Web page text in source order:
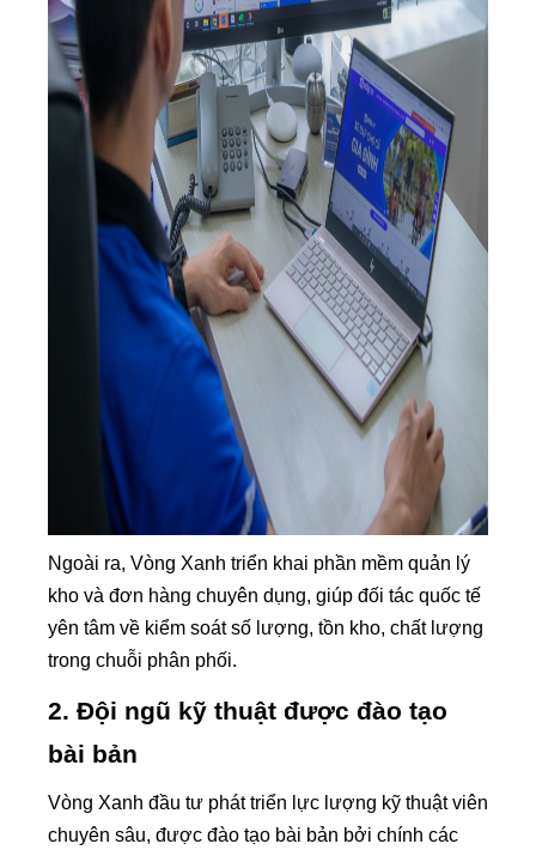
Ngoài ra, Vòng Xanh triển khai phần mềm quản lý
kho và đơn hàng chuyên dụng, giúp đối tác quốc tế
yên tâm về kiểm soát số lượng, tồn kho, chất lượng
trong chuỗi phân phối.
2. Đội ngũ kỹ thuật được đào tạo
bài bản
Vòng Xanh đầu tư phát triển lực lượng kỹ thuật viên
chuyên sâu, được đào tạo bài bản bởi chính các